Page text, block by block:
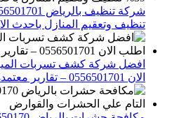
تنظيف وتعقيم المنازل باحدث
الان 0556501701‬‏ – تقارير معتمدة